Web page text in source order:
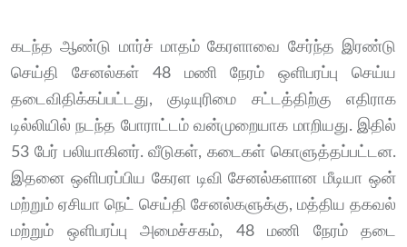
கடந்த ஆண்டு மார்ச் மாதம் கேரளாவை சேர்ந்த இரண்டு
செய்தி சேனல்கள் 48 மணி நேரம் ஒளிபரப்பு செய்ய
தடைவிதிக்கப்பட்டது, குடியுரிமை சட்டத்திற்கு எதிராக
டில்லியில் நடந்த போராட்டம் வன்முறையாக மாறியது. இதில்
53 பேர் பலியாகினர். வீடுகள், கடைகள் கொளுத்தப்பட்டன.
இதனை ஒளிபரப்பிய கேரள டிவி சேனல்களான மீடியா ஒன்
மற்றும் ஏசியா நெட் செய்தி சேனல்களுக்கு, மத்திய தகவல்
மற்றும் ஒளிபரப்பு அமைச்சகம், 48 மணி நேரம் தடை